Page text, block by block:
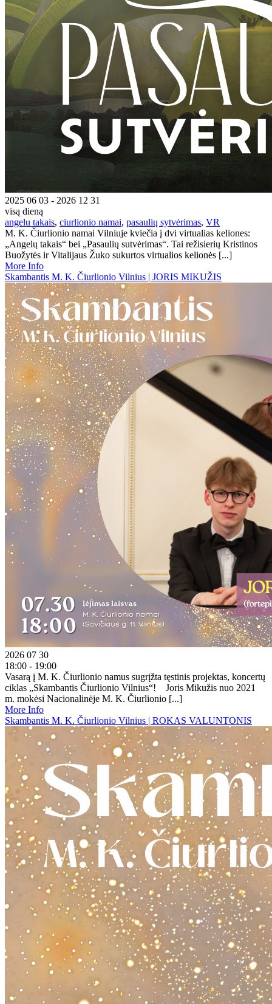
2025 06 03 - 2026 12 31
visą dieną
angelu takais, ciurlionio namai, pasaulių sytvėrimas, VR
M. K. Čiurlionio namai Vilniuje kviečia į dvi virtualias keliones:
„Angelų takais“ bei „Pasaulių sutvėrimas“. Tai režisierių Kristinos
Buožytės ir Vitalijaus Žuko sukurtos virtualios kelionės [...]
More Info
Skambantis M. K. Čiurlionio Vilnius | JORIS MIKUŽIS
2026 07 30
18:00 - 19:00
Vasarą į M. K. Čiurlionio namus sugrįžta tęstinis projektas, koncertų
ciklas „Skambantis Čiurlionio Vilnius“! Joris Mikužis nuo 2021
m. mokėsi Nacionalinėje M. K. Čiurlionio [...]
More Info
Skambantis M. K. Čiurlionio Vilnius | ROKAS VALUNTONIS